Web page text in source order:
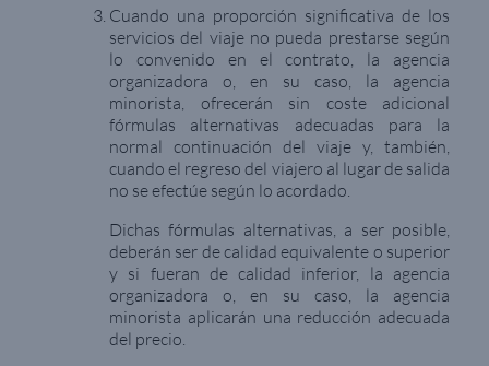
Cuando una proporción significativa de los
servicios del viaje no pueda prestarse según
lo convenido en el contrato, la agencia
organizadora o, en su caso, la agencia
minorista, ofrecerán sin coste adicional
fórmulas alternativas adecuadas para la
normal continuación del viaje y, también,
cuando el regreso del viajero al lugar de salida
no se efectúe según lo acordado.
Dichas fórmulas alternativas, a ser posible,
deberán ser de calidad equivalente o superior
y si fueran de calidad inferior, la agencia
organizadora o, en su caso, la agencia
minorista aplicarán una reducción adecuada
del precio.